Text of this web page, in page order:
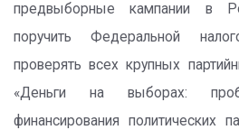
предвыборные кампании в
поручить Федеральной
проверять всех крупных
«Деньги на выборах:
финансирования политических